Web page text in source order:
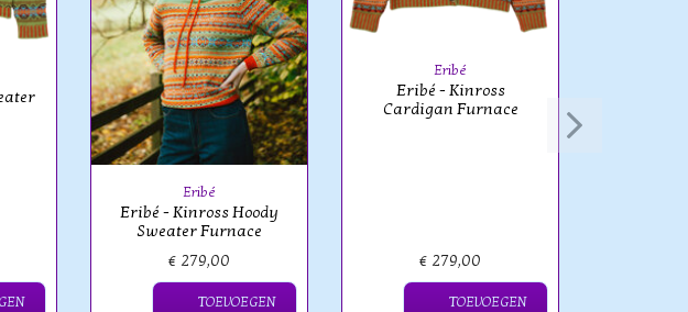
Eribé
Eribé - Kinross Hoody
Sweater Furnace
€ 279,00
TOEVOEGEN
Eribé
Eribé - Kinross
Cardigan Furnace
€ 279,00
TOEVOEGEN